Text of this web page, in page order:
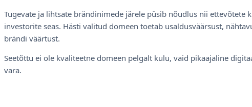
Tugevate ja lihtsate brändinimede järele püsib nõudlus nii ettevõtete
investorite seas. Hästi valitud domeen toetab usaldusväärsust,
brändi väärtust.
Seetõttu ei ole kvaliteetne domeen pelgalt kulu, vaid pikaajaline
vara.